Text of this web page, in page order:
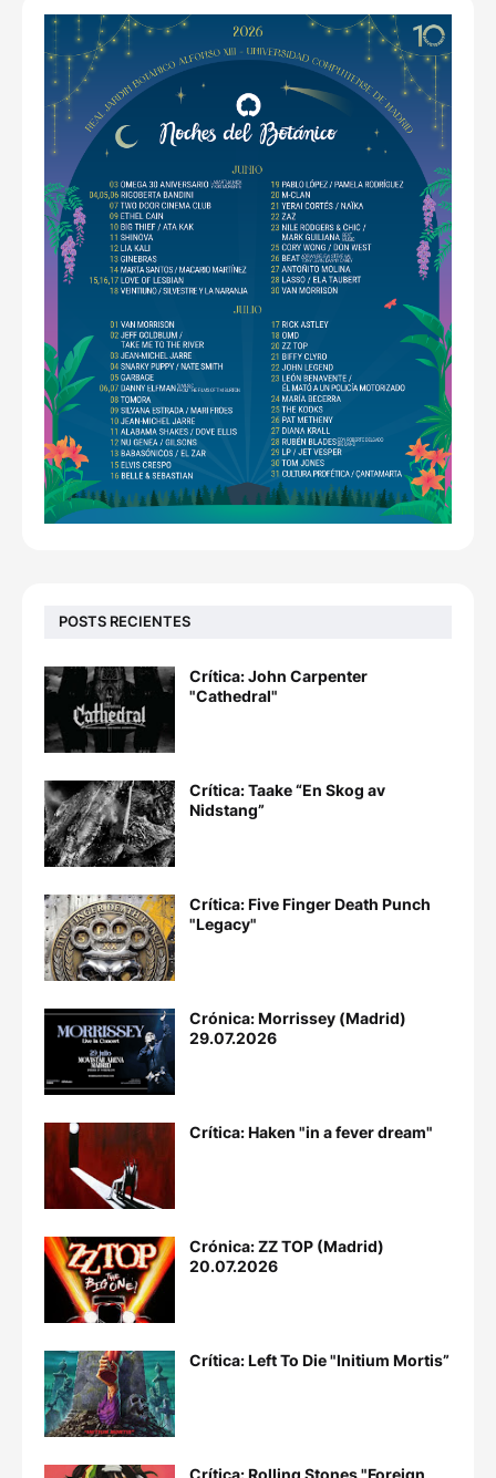
POSTS RECIENTES
Crítica: John Carpenter
"Cathedral"
Crítica: Taake “En Skog av
Nidstang”
Crítica: Five Finger Death Punch
"Legacy"
Crónica: Morrissey (Madrid)
29.07.2026
Crítica: Haken "in a fever dream"
Crónica: ZZ TOP (Madrid)
20.07.2026
Crítica: Left To Die "Initium Mortis”
Crítica: Rolling Stones "Foreign